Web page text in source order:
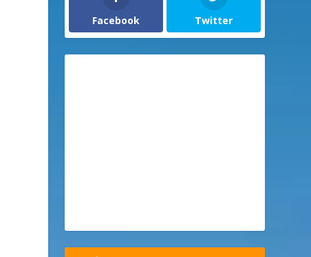
Facebook Twitter